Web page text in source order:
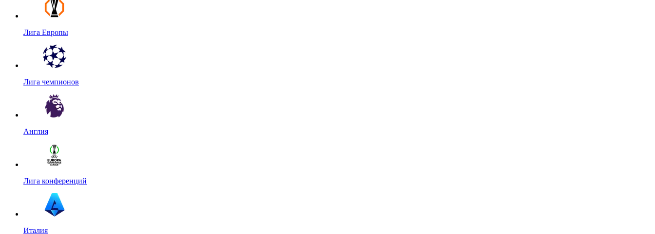
Лига Европы
Лига чемпионов
Англия
Лига конференций
Италия